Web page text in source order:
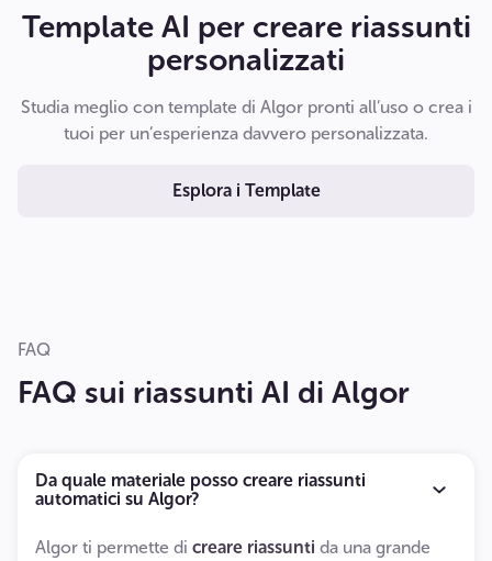
Template AI per creare riassunti
personalizzati
Studia meglio con template di Algor pronti all’uso o crea i
tuoi per un’esperienza davvero personalizzata.
Esplora i Template
FAQ
FAQ sui riassunti AI di Algor
Da quale materiale posso creare riassunti
automatici su Algor?
Algor ti permette di creare riassunti da una grande